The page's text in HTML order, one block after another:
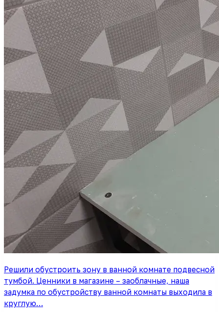
Решили обустроить зону в ванной комнате подвесной
тумбой. Ценники в магазине – заоблачные, наша
задумка по обустройству ванной комнаты выходила в
круглую…